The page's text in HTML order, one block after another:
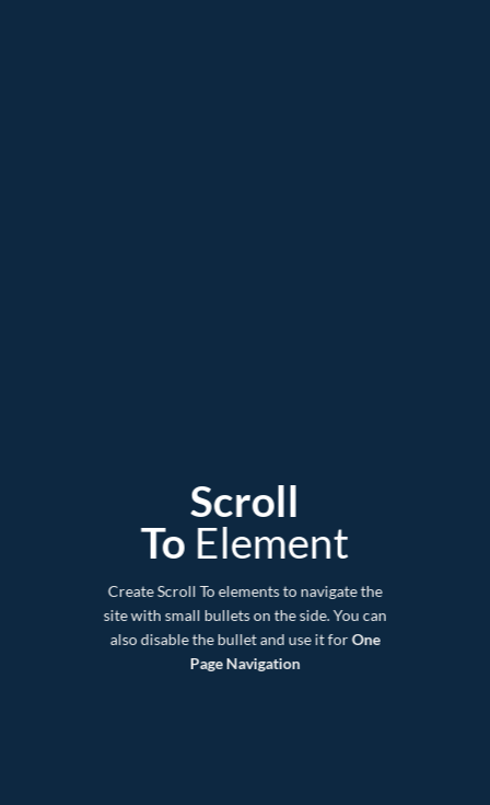
Scroll
To Element
Create Scroll To elements to navigate the
site with small bullets on the side. You can
also disable the bullet and use it forOne
Page Navigation